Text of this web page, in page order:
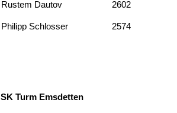
Rustem Dautov 2602
Philipp Schlosser 2574
SK Turm Emsdetten